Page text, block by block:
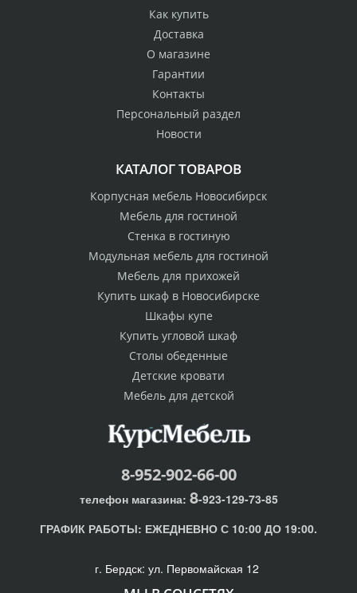
Как купить
Доставка
О магазине
Гарантии
Контакты
Персональный раздел
Новости
КАТАЛОГ ТОВАРОВ
Корпусная мебель Новосибирск
Мебель для гостиной
Стенка в гостиную
Модульная мебель для гостиной
Мебель для прихожей
Купить шкаф в Новосибирске
Шкафы купе
Купить угловой шкаф
Столы обеденные
Детские кровати
Мебель для детской
8-952-902-66-00
телефон магазина: 8-923-129-73-85
ГРАФИК РАБОТЫ: ЕЖЕДНЕВНО С 10:00 ДО 19:00.
г. Бердск: ул. Первомайская 12